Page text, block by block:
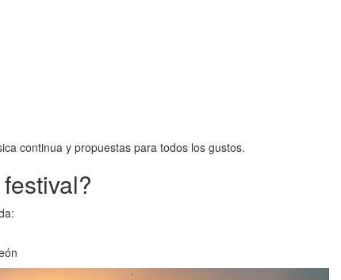
continua y propuestas para todos los gustos.